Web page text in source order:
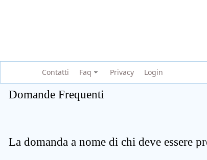
Contatti Faq Privacy Login
Domande Frequenti
La domanda a nome di chi deve essere